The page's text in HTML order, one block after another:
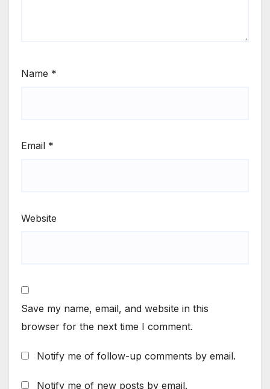
Name *
Email *
Website
Save my name, email, and website in this
browser for the next time I comment.
Notify me of follow-up comments by email.
Notify me of new posts by email.